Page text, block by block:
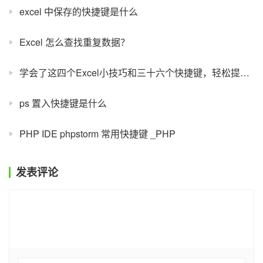
excel 中保存的快捷键是什么
Excel 怎么查找重复数据？
学会了这四个Excel小技巧和三十六个快捷键，轻松提高工作效率！
ps 置入快捷键是什么
PHP IDE phpstorm 常用快捷键 _PHP
发表评论